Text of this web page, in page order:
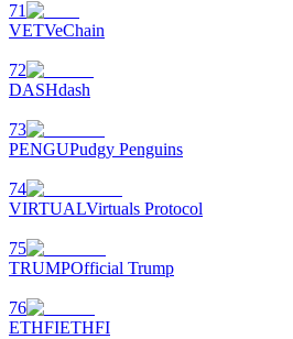
71
VETVeChain
72
DASHdash
73
PENGUPudgy Penguins
74
VIRTUALVirtuals Protocol
75
TRUMPOfficial Trump
76
ETHFIETHFI